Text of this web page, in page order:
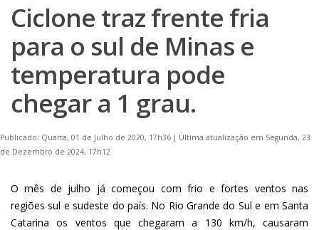
Ciclone traz frente fria
para o sul de Minas e
temperatura pode
chegar a 1 grau.
Publicado: Quarta, 01 de Julho de 2020, 17h36 | Última atualização em Segunda, 23
de Dezembro de 2024, 17h12
O mês de julho já começou com frio e fortes ventos nas
regiões sul e sudeste do país. No Rio Grande do Sul e em Santa
Catarina os ventos que chegaram a 130 km/h, causaram